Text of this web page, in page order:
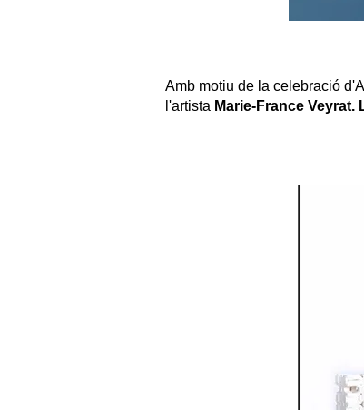
Amb motiu de la celebració
l'artista Marie-France Veyrat.